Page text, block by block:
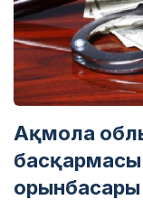
Ақмола